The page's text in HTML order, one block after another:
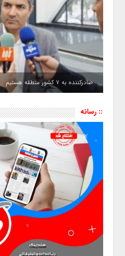
صادرکننده به ۷ کشور منطقه هستیم
:: رسانه